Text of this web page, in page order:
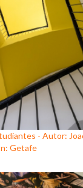
- Autor:
Getafe